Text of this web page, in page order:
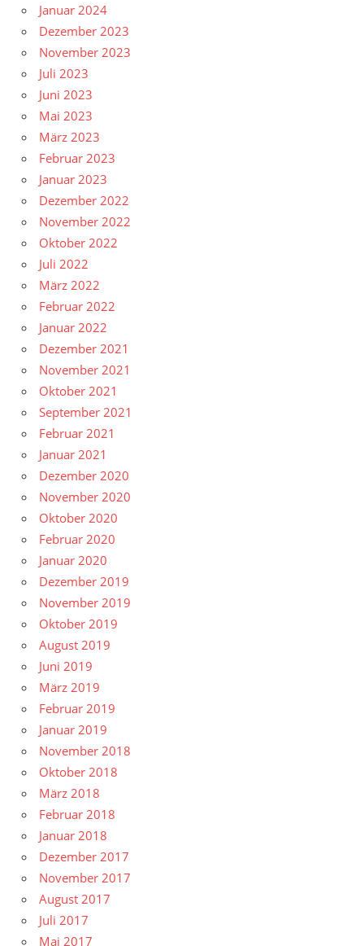
Januar 2024
Dezember 2023
November 2023
Juli 2023
Juni 2023
Mai 2023
März 2023
Februar 2023
Januar 2023
Dezember 2022
November 2022
Oktober 2022
Juli 2022
März 2022
Februar 2022
Januar 2022
Dezember 2021
November 2021
Oktober 2021
September 2021
Februar 2021
Januar 2021
Dezember 2020
November 2020
Oktober 2020
Februar 2020
Januar 2020
Dezember 2019
November 2019
Oktober 2019
August 2019
Juni 2019
März 2019
Februar 2019
Januar 2019
November 2018
Oktober 2018
März 2018
Februar 2018
Januar 2018
Dezember 2017
November 2017
August 2017
Juli 2017
Mai 2017